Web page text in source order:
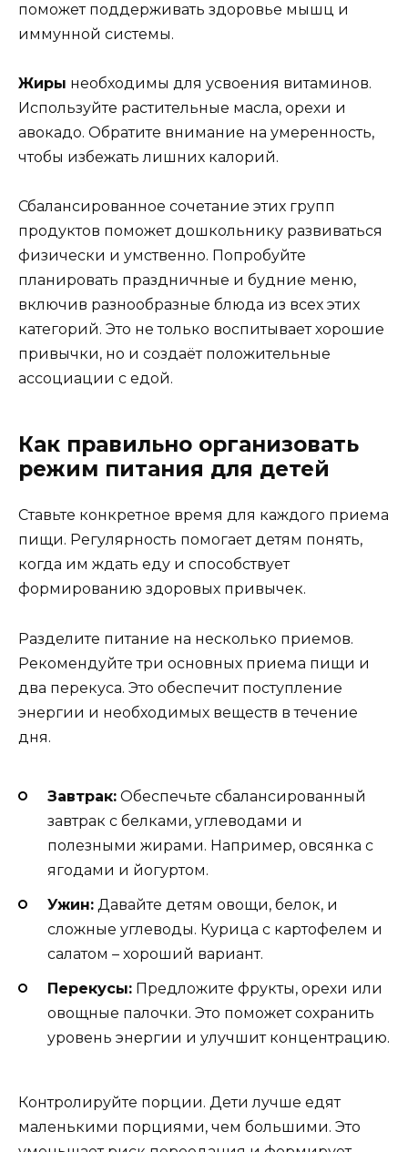
поможет поддерживать здоровье мышц и
иммунной системы.
Жиры необходимы для усвоения витаминов.
Используйте растительные масла, орехи и
авокадо. Обратите внимание на умеренность,
чтобы избежать лишних калорий.
Сбалансированное сочетание этих групп
продуктов поможет дошкольнику развиваться
физически и умственно. Попробуйте
планировать праздничные и будние меню,
включив разнообразные блюда из всех этих
категорий. Это не только воспитывает хорошие
привычки, но и создаёт положительные
ассоциации с едой.
Как правильно организовать
режим питания для детей
Ставьте конкретное время для каждого приема
пищи. Регулярность помогает детям понять,
когда им ждать еду и способствует
формированию здоровых привычек.
Разделите питание на несколько приемов.
Рекомендуйте три основных приема пищи и
два перекуса. Это обеспечит поступление
энергии и необходимых веществ в течение
дня.
Завтрак: Обеспечьте сбалансированный
завтрак с белками, углеводами и
полезными жирами. Например, овсянка с
ягодами и йогуртом.
Ужин: Давайте детям овощи, белок, и
сложные углеводы. Курица с картофелем и
салатом – хороший вариант.
Перекусы: Предложите фрукты, орехи или
овощные палочки. Это поможет сохранить
уровень энергии и улучшит концентрацию.
Контролируйте порции. Дети лучше едят
маленькими порциями, чем большими. Это